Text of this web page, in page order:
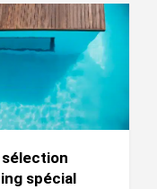
spécial